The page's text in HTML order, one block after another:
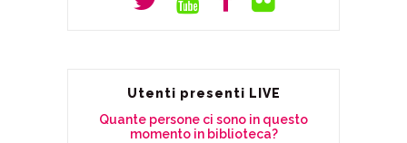
Utenti presenti LIVE
Quante persone ci sono in questo
momento in biblioteca?